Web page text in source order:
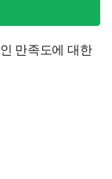
만족도에 대한